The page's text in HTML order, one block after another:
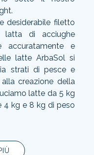
desiderabile filetto
latta di acciughe
accuratamente e
latte ArbaSol si
strati di pesce e
creazione della
latte da 5 kg
4 kg e 8 kg di peso